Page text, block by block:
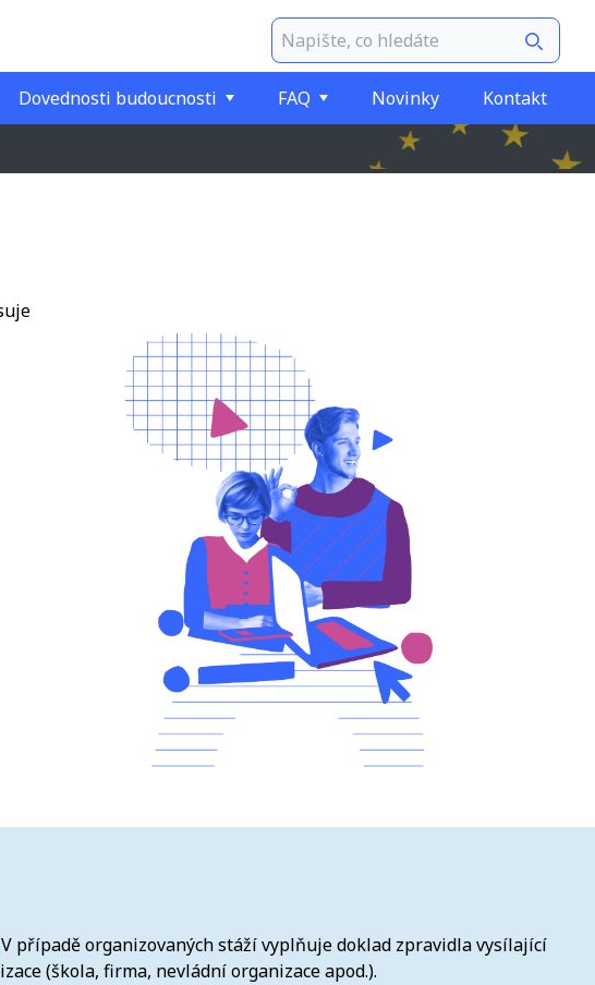
Dovednosti budoucnosti FAQ Novinky Kontakt
případě organizovaných stáží vyplňuje doklad zpravidla vysílající
(škola, firma, nevládní organizace apod.).